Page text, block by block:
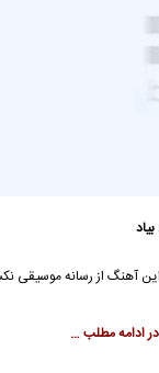
باند با کیفیت ۱۲۸ و ۳۲۰ و مشاهده متن این آهنگ از
ادامه مطلب …